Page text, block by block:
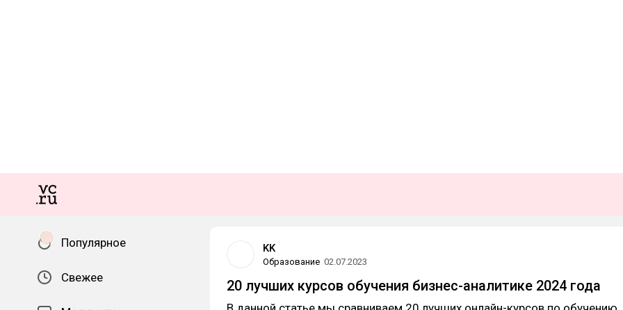
Популярное
Свежее
KK
Образование 02.07.2023
20 лучших курсов обучения бизнес-аналитике 2024 года